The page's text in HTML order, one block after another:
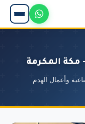
مكة المكرمة
وأعمال الهدم